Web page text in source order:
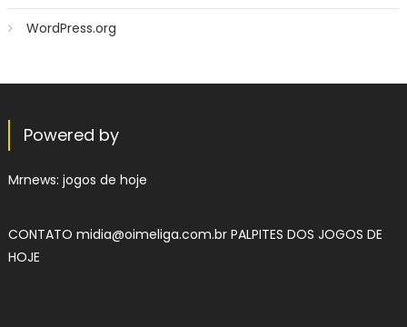
WordPress.org
Powered by
Mrnews: jogos de hoje
CONTATO midia@oimeliga.com.br PALPITES DOS JOGOS DE
HOJE